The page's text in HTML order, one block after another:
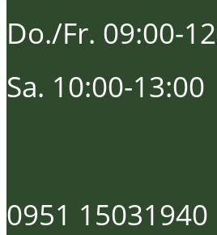
Do./Fr. 09:00-
Sa. 10:00-13:00
0951 15031940